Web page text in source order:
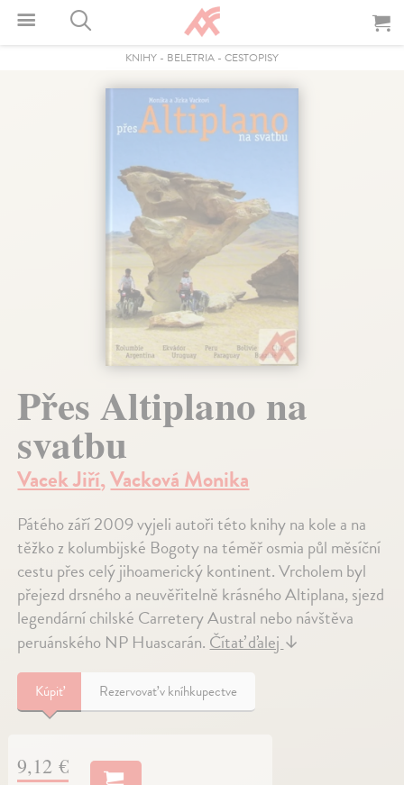
KNIHY - BELETRIA - CESTOPISY
Přes Altiplano na
svatbu
Vacek Jiří,Vacková Monika
Pátého září 2009 vyjeli autoři této knihy na kole a na
těžko z kolumbijské Bogoty na téměř osmia půl měsíční
cestu přes celý jihoamerický kontinent. Vrcholem byl
přejezd drsného a neuvěřitelně krásného Altiplana, sjezd
legendární chilské Carretery Austral nebo návštěva
peruánského NP Huascarán.Čítať ďalej↓
Kúpiť Rezervovať v kníhkupectve
9,12 €